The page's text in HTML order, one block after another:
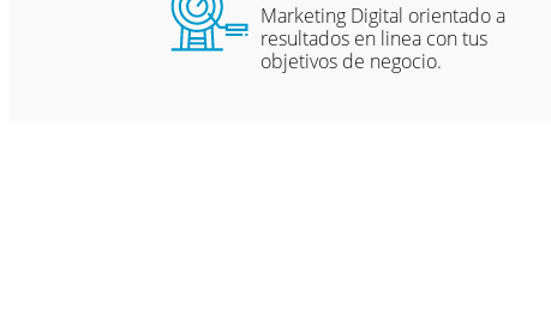
Marketing Digital orientado a
resultados en linea con tus
objetivos de negocio.